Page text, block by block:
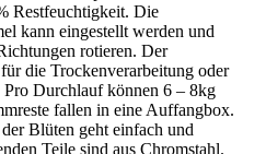
Restfeuchtigkeit. Die
kann eingestellt werden und
rotieren. Der
die Trockenverarbeitung oder
Durchlauf können 6 – 8kg
fallen in eine Auffangbox.
Blüten geht einfach und
Teile sind aus Chromstahl.